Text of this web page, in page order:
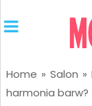
Home » Salon »
harmonia barw?